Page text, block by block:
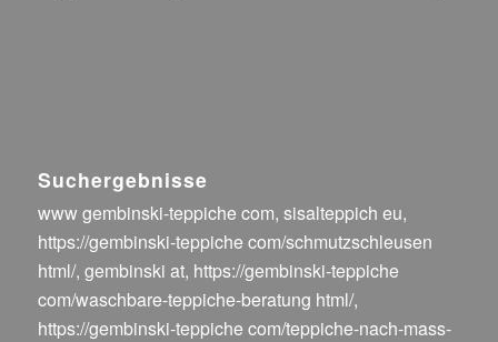
Suchergebnisse
www gembinski-teppiche com, sisalteppich eu,
https://gembinski-teppiche com/schmutzschleusen
html/, gembinski at, https://gembinski-teppiche
com/waschbare-teppiche-beratung html/,
https://gembinski-teppiche com/teppiche-nach-mass-